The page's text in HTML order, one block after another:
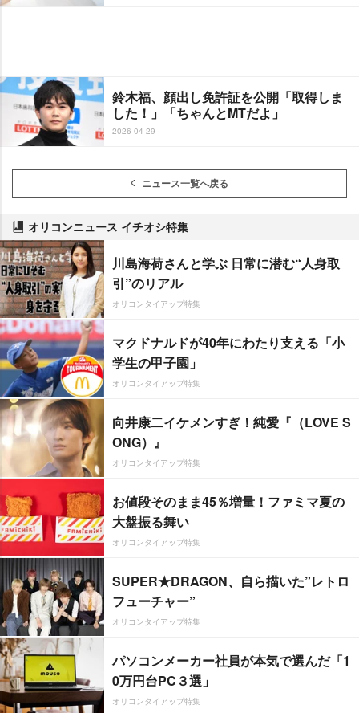
鈴木福、顔出し免許証を公開「取得しま
した！」「ちゃんとMTだよ」
2026-04-29
ニュース一覧へ戻る
オリコンニュース イチオシ特集
川島海荷さんと学ぶ 日常に潜む“人身取
引”のリアル
オリコンタイアップ特集
マクドナルドが40年にわたり支える「小
学生の甲子園」
オリコンタイアップ特集
向井康二イケメンすぎ！純愛『（LOVE S
ONG）』
オリコンタイアップ特集
お値段そのまま45％増量！ファミマ夏の
大盤振る舞い
オリコンタイアップ特集
SUPER★DRAGON、自ら描いた”レトロ
フューチャー”
オリコンタイアップ特集
パソコンメーカー社員が本気で選んだ「1
0万円台PC３選」
オリコンタイアップ特集